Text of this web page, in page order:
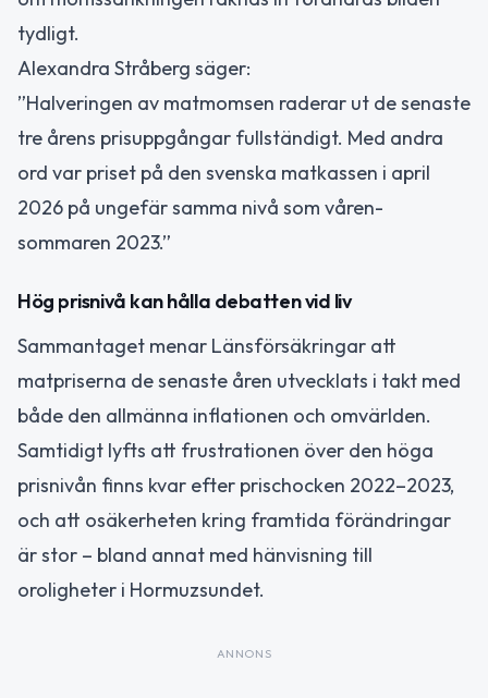
tydligt.
Alexandra Stråberg säger:
”Halveringen av matmomsen raderar ut de senaste
tre årens prisuppgångar fullständigt. Med andra
ord var priset på den svenska matkassen i april
2026 på ungefär samma nivå som våren-
sommaren 2023.”
Hög prisnivå kan hålla debatten vid liv
Sammantaget menar Länsförsäkringar att
matpriserna de senaste åren utvecklats i takt med
både den allmänna inflationen och omvärlden.
Samtidigt lyfts att frustrationen över den höga
prisnivån finns kvar efter prischocken 2022–2023,
och att osäkerheten kring framtida förändringar
är stor – bland annat med hänvisning till
oroligheter i Hormuzsundet.
ANNONS